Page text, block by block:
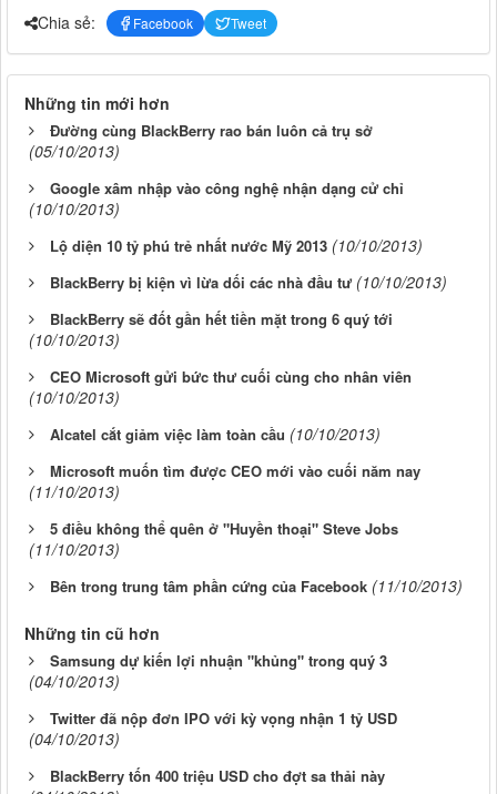
Chia sẻ: Facebook Tweet
Những tin mới hơn
Đường cùng BlackBerry rao bán luôn cả trụ sở
(05/10/2013)
Google xâm nhập vào công nghệ nhận dạng cử chỉ
(10/10/2013)
Lộ diện 10 tỷ phú trẻ nhất nước Mỹ 2013 (10/10/2013)
BlackBerry bị kiện vì lừa dối các nhà đầu tư (10/10/2013)
BlackBerry sẽ đốt gần hết tiền mặt trong 6 quý tới
(10/10/2013)
CEO Microsoft gửi bức thư cuối cùng cho nhân viên
(10/10/2013)
Alcatel cắt giảm việc làm toàn cầu (10/10/2013)
Microsoft muốn tìm được CEO mới vào cuối năm nay
(11/10/2013)
5 điều không thể quên ở "Huyền thoại" Steve Jobs
(11/10/2013)
Bên trong trung tâm phần cứng của Facebook (11/10/2013)
Những tin cũ hơn
Samsung dự kiến lợi nhuận "khủng" trong quý 3
(04/10/2013)
Twitter đã nộp đơn IPO với kỳ vọng nhận 1 tỷ USD
(04/10/2013)
BlackBerry tốn 400 triệu USD cho đợt sa thải này